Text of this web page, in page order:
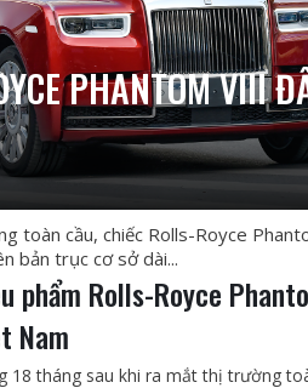
PHANTOM VIII
toàn cầu, chiếc Rolls-Royce
bản trục cơ sở dài...
phẩm Rolls-Royce
Nam
18 tháng sau khi ra mắt thị trường